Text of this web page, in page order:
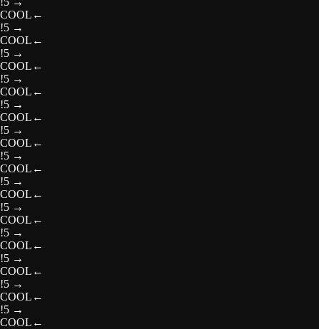
COOL ←
!5 →
COOL ←
!5 →
COOL ←
!5 →
COOL ←
!5 →
COOL ←
!5 →
COOL ←
!5 →
COOL ←
!5 →
COOL ←
!5 →
COOL ←
!5 →
COOL ←
!5 →
COOL ←
!5 →
COOL ←
!5 →
COOL ←